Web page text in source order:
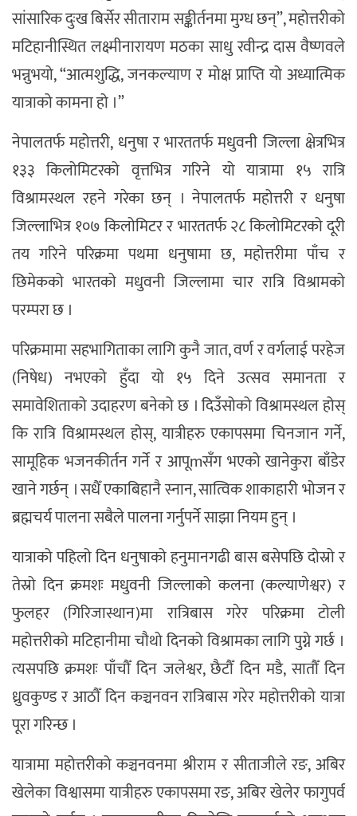
सांसारिक दुःख बिर्सेर सीताराम सङ्कीर्तनमा मुग्ध छन्”, महोत्तरीको
मटिहानीस्थित लक्ष्मीनारायण मठका साधु रवीन्द्र दास वैष्णवले
भन्नुभयो, “आत्मशुद्धि, जनकल्याण र मोक्ष प्राप्ति यो अध्यात्मिक
यात्राको कामना हो ।”
नेपालतर्फ महोत्तरी, धनुषा र भारततर्फ मधुवनी जिल्ला क्षेत्रभित्र
१३३ किलोमिटरको वृत्तभित्र गरिने यो यात्रामा १५ रात्रि
विश्रामस्थल रहने गरेका छन् । नेपालतर्फ महोत्तरी र धनुषा
जिल्लाभित्र १०७ किलोमिटर र भारततर्फ २८ किलोमिटरको दूरी
तय गरिने परिक्रमा पथमा धनुषामा छ, महोत्तरीमा पाँच र
छिमेकको भारतको मधुवनी जिल्लामा चार रात्रि विश्रामको
परम्परा छ ।
परिक्रमामा सहभागिताका लागि कुनै जात, वर्ण र वर्गलाई परहेज
(निषेध) नभएको हुँदा यो १५ दिने उत्सव समानता र
समावेशिताको उदाहरण बनेको छ । दिउँसोको विश्रामस्थल होस्
कि रात्रि विश्रामस्थल होस्, यात्रीहरु एकापसमा चिनजान गर्ने,
सामूहिक भजनकीर्तन गर्ने र आपूmसँग भएको खानेकुरा बाँडेर
खाने गर्छन् । सधैँ एकाबिहानै स्नान, सात्विक शाकाहारी भोजन र
ब्रह्मचर्य पालना सबैले पालना गर्नुपर्ने साझा नियम हुन् ।
यात्राको पहिलो दिन धनुषाको हनुमानगढी बास बसेपछि दोस्रो र
तेस्रो दिन क्रमशः मधुवनी जिल्लाको कलना (कल्याणेश्वर) र
फुलहर (गिरिजास्थान)मा रात्रिबास गरेर परिक्रमा टोली
महोत्तरीको मटिहानीमा चौथो दिनको विश्रामका लागि पुग्ने गर्छ ।
त्यसपछि क्रमशः पाँचौँ दिन जलेश्वर, छैटौँ दिन मडै, सातौँ दिन
ध्रुवकुण्ड र आठौँ दिन कञ्चनवन रात्रिबास गरेर महोत्तरीको यात्रा
पूरा गरिन्छ ।
यात्रामा महोत्तरीको कञ्चनवनमा श्रीराम र सीताजीले रङ, अबिर
खेलेका विश्वासमा यात्रीहरु एकापसमा रङ, अबिर खेलेर फागुपर्व